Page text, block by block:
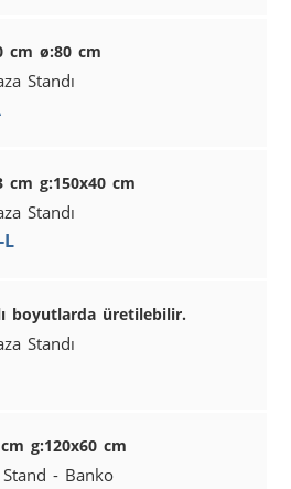
cm ø:80 cm
Standı
cm g:150x40 cm
Standı
L
boyutlarda üretilebilir.
Standı
g:120x60 cm
- Banko